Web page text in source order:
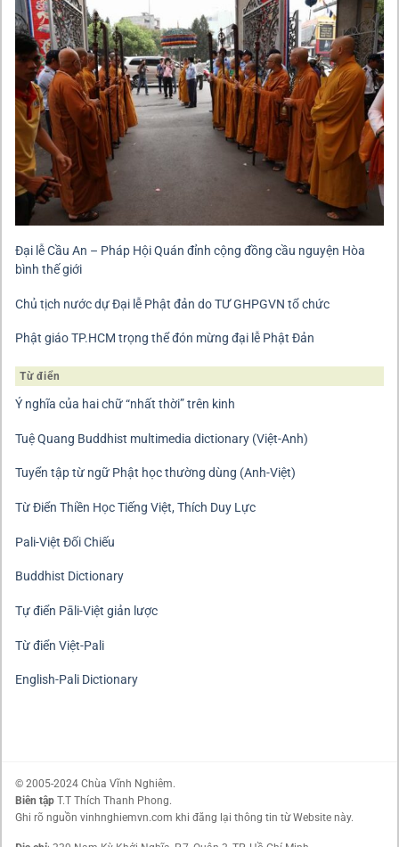
Đại lễ Cầu An – Pháp Hội Quán đỉnh cộng đồng cầu nguyện Hòa
bình thế giới
Chủ tịch nước dự Đại lễ Phật đản do TƯ GHPGVN tổ chức
Phật giáo TP.HCM trọng thể đón mừng đại lễ Phật Đản
Từ điển
Ý nghĩa của hai chữ “nhất thời” trên kinh
Tuệ Quang Buddhist multimedia dictionary (Việt-Anh)
Tuyển tập từ ngữ Phật học thường dùng (Anh-Việt)
Từ Điển Thiền Học Tiếng Việt, Thích Duy Lực
Pali-Việt Đối Chiếu
Buddhist Dictionary
Tự điển Pāli-Việt giản lược
Từ điển Việt-Pali
English-Pali Dictionary
© 2005-2024 Chùa Vĩnh Nghiêm.
Biên tập T.T Thích Thanh Phong.
Ghi rõ nguồn vinhnghiemvn.com khi đăng lại thông tin từ Website này.